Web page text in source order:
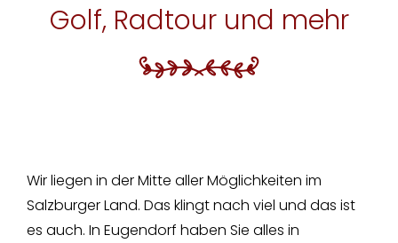
Golf, Radtour und mehr
Wir liegen in der Mitte aller Möglichkeiten im
Salzburger Land. Das klingt nach viel und das ist
es auch. In Eugendorf haben Sie alles in